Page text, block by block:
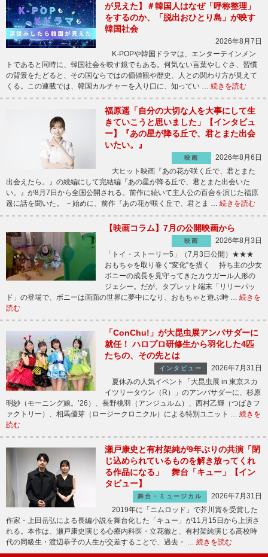
が見えた】＃韓国人はなぜ「呼称整理」
をするのか、「脱出おひとり島」が映す
韓国社会
2026年8月7日
K-POPや韓国ドラマは、エンターテインメン
トであると同時に、韓国社会を映す鏡でもある。何気ない言葉やしぐさ、習慣
の背景をたどると、その国ならではの価値観や歴史、人との関わり方が見えて
くる。この連載では、韓国カルチャーを入り口に、知ってい … 続きを読む
福原遥「自分の大切な人を大事にして生
きていこうと思いました」【インタビュ
ー】『あの星が降る丘で、君とまた出会
いたい。』
映画
2026年8月6日
大ヒット映画『あの花が咲く丘で、君とまた
出会えたら。』の続編にして完結編『あの星が降る丘で、君とまた出会いた
い。』が8月7日から全国公開される。前作に続いて主人公の百合を演じた福原
遥に話を聞いた。 －始めに、前作『あの花が咲く丘で、君とま … 続きを読む
【映画コラム】7月の公開映画から
映画
2026年8月3日
「トイ・ストーリー5」（7月3日公開）★★★
おもちゃを取り巻く“変化”を描く 持ち主の少女
ボニーの成長を見守ってきたカウガール人形の
ジェシー。だが、タブレット端末「リリーパッ
ド」の登場で、ボニーは画面の世界に夢中になり、おもちゃと遊ぶ時 … 続きを
読む
「ConChu!」が大昆虫展アンバサダーに
就任！ ハロプロ研修生から羽化した4匹
たちの、その先とは
インタビュー
2026年7月31日
夏休みの人気イベント「大昆虫展 in 東京スカ
イツリータウン（R）」のアンバサダーに、杉原
明紗（モーニング娘。’26）、長野桃羽（アンジュルム）、西村乙輝（つばきフ
ァクトリー）、相馬優芽（ロージークロニクル）による特別ユニット … 続きを
読む
瀬戸康史と有村架純が9年ぶりの共演「閉
じ込められているものを解き放ってくれ
る作品になる」 舞台「キュー」【イン
タビュー】
舞台・ミュージカル
2026年7月31日
2019年に「ニムロッド」で芥川賞を受賞した
作家・上田岳弘による長編小説を舞台化した「キュー」が11月15日から上演さ
れる。本作は、瀬戸康史演じる心療内科医・立花徹と、有村架純演じる高校時
代の同級生・渡辺恭子の人生が交差することで、過去・ … 続きを読む